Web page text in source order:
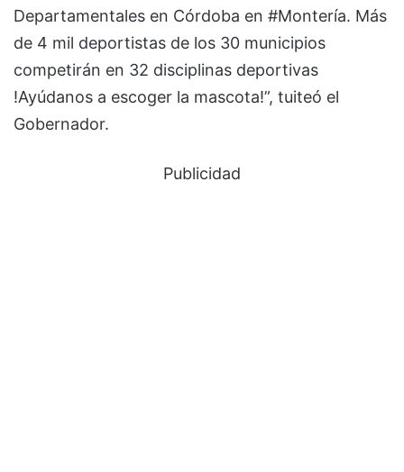
Departamentales en Córdoba en #Montería. Más
de 4 mil deportistas de los 30 municipios
competirán en 32 disciplinas deportivas
!Ayúdanos a escoger la mascota!”, tuiteó el
Gobernador.
Publicidad